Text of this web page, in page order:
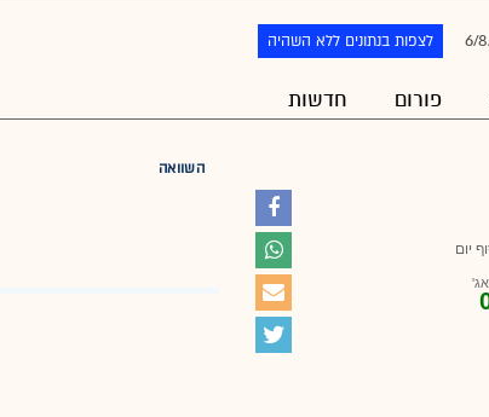
6/ לצפות בנתונים ללא השהיה
פורום חדשות
יום
השוואה